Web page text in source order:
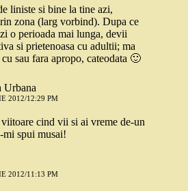
liniste si bine la tine azi,
zona (larg vorbind). Dupa ce
o perioada mai lunga, devii
si prietenoasa cu adultii; ma
sau fara apropo, cateodata 🙂
Urbana
2012/12:29 PM
cind vii si ai vreme de-un
mi spui musai!
2012/11:13 PM